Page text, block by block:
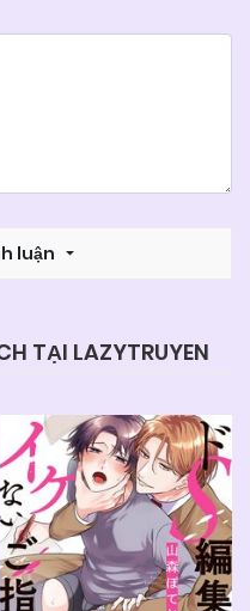
luận
TẠI LAZYTRUYEN